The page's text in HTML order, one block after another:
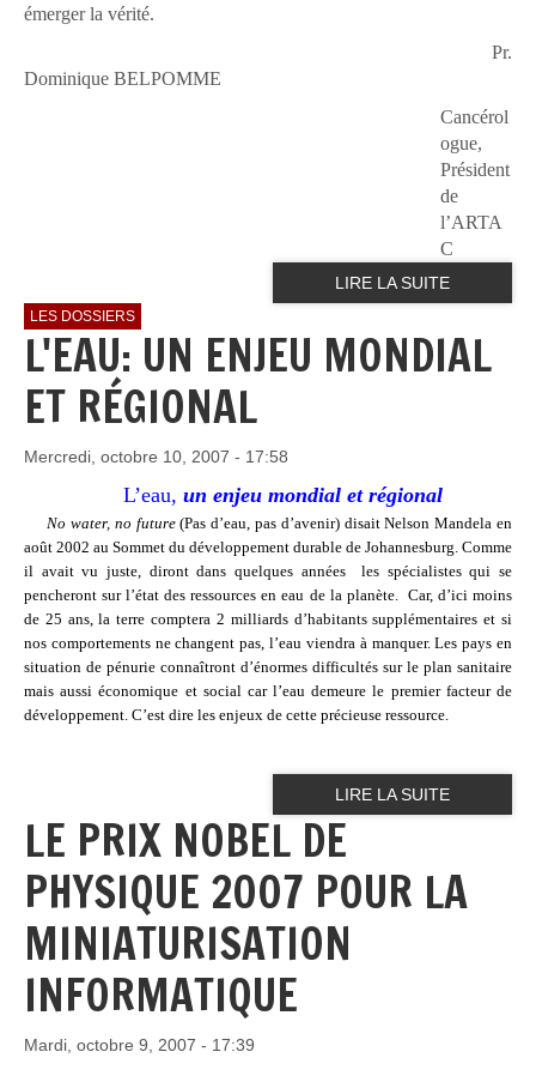
émerger la vérité.
Pr.
Dominique BELPOMME
Cancérol
ogue,
Président
de
l’ARTA
C
LIRE LA SUITE
LES DOSSIERS
L'EAU: UN ENJEU MONDIAL
ET RÉGIONAL
Mercredi, octobre 10, 2007 - 17:58
L’eau, un enjeu mondial et régional
No water, no future(Pas d’eau, pas d’avenir) disait Nelson Mandela en
août 2002 au Sommet du développement durable de Johannesburg. Comme
il avait vu juste, diront dans quelques années
les spécialistes qui se
pencheront sur l’état des ressources en eau de la planète.Car, d’ici moins
de 25 ans, la terre comptera 2 milliards d’habitants supplémentaires et si
nos comportements ne changent pas, l’eau viendra à manquer. Les pays en
situation de pénurie connaîtront d’énormes difficultés sur le plan sanitaire
mais aussi économique et social car l’eau demeure le premier facteur de
développement. C’est dire les enjeux de cette précieuse ressource.
LIRE LA SUITE
LE PRIX NOBEL DE
PHYSIQUE 2007 POUR LA
MINIATURISATION
INFORMATIQUE
Mardi, octobre 9, 2007 - 17:39